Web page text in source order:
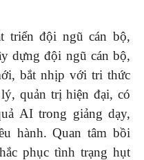
triển đội ngũ cán bộ,
dựng đội ngũ cán bộ,
bắt nhịp với tri thức
quản trị hiện đại, có
AI trong giảng dạy,
hành. Quan tâm bồi
phục tình trạng hụt